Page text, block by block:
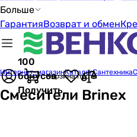
Больше
ГарантияВозврат и обмен
100
бонусов
Получить
Корзина пуста
Интернет-магазинКаталогСантехника
Смесители Brinex